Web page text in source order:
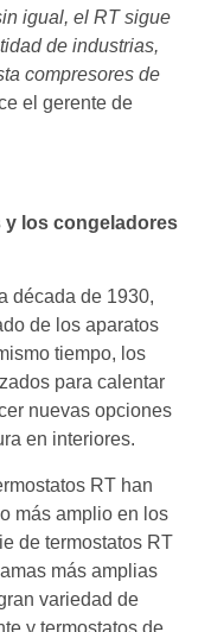
igual, el RT sigue
de industrias,
compresores de
el gerente de
y los congeladores
década de 1930,
de los aparatos
tiempo, los
para calentar
nuevas opciones
en interiores.
RT han
más amplio en los
de termostatos RT
más amplias
variedad de
y termostatos de